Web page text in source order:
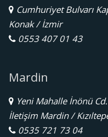
Cumhuriyet Bulvarı
Konak / İzmir
0553 407 01 43
Mardin
Yeni Mahalle İnönü
İletişim Mardin /
0535 721 73 04